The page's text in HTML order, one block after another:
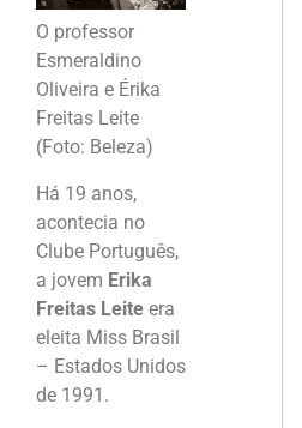
O professor
Esmeraldino
Oliveira e Érika
Freitas Leite
(Foto: Beleza)
Há 19 anos,
acontecia no
Clube Português,
a jovem Erika
Freitas Leite era
eleita Miss Brasil
– Estados Unidos
de 1991.